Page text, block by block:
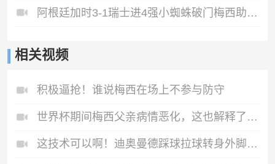
阿根廷加时3-1瑞士进4强小蜘蛛破门梅西助攻麦卡恩博洛假摔染红
相关视频
积极逼抢！谁说梅西在场上不参与防守
世界杯期间梅西父亲病情恶化，这也解释了梅西进球后哭了
这技术可以啊！迪奥曼德踩球拉球转身外脚背打门👍